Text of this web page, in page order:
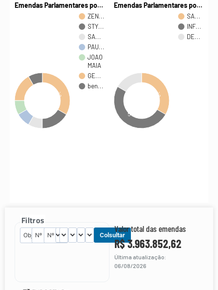
Emendas Parlamentares po…
ZEN…
STY…
SA…
PAU…
JOAO
MAIA
GE…
ben…
33.3%
Emendas Parlamentares po…
SA…
INF…
DE…
33.3%
50%
Filtros
Colsultar
Valor total das emendas
R$ 3.963.852,62
Última atualização:
06/08/2026